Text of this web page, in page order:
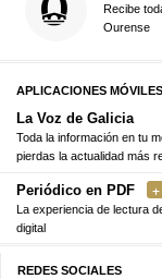
Recibe
Ourense
APLICACIONES MÓVILES
La Voz de Galicia
Toda la información en tu
pierdas la actualidad más
Periódico en PDF
La experiencia de lectura
digital
REDES SOCIALES